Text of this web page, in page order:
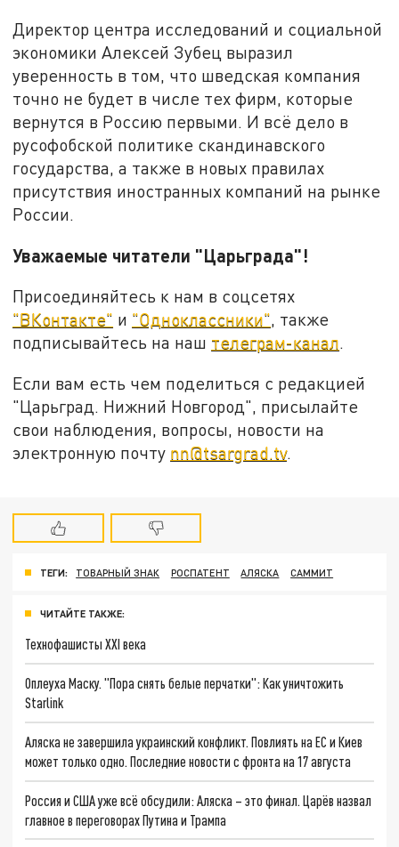
Директор центра исследований и социальной
экономики Алексей Зубец выразил
уверенность в том, что шведская компания
точно не будет в числе тех фирм, которые
вернутся в Россию первыми. И всё дело в
русофобской политике скандинавского
государства, а также в новых правилах
присутствия иностранных компаний на рынке
России.
Уважаемые читатели "Царьграда"!
Присоединяйтесь к нам в соцсетях
"ВКонтакте" и "Одноклассники", также
подписывайтесь на наш телеграм-канал.
Если вам есть чем поделиться с редакцией
"Царьград. Нижний Новгород", присылайте
свои наблюдения, вопросы, новости на
электронную почту nn@tsargrad.tv.
ТЕГИ: ТОВАРНЫЙ ЗНАК РОСПАТЕНТ АЛЯСКА САММИТ
ЧИТАЙТЕ ТАКЖЕ:
Технофашисты XXI века
Оплеуха Маску. "Пора снять белые перчатки": Как уничтожить
Starlink
Аляска не завершила украинский конфликт. Повлиять на ЕС и Киев
может только одно. Последние новости с фронта на 17 августа
Россия и США уже всё обсудили: Аляска – это финал. Царёв назвал
главное в переговорах Путина и Трампа